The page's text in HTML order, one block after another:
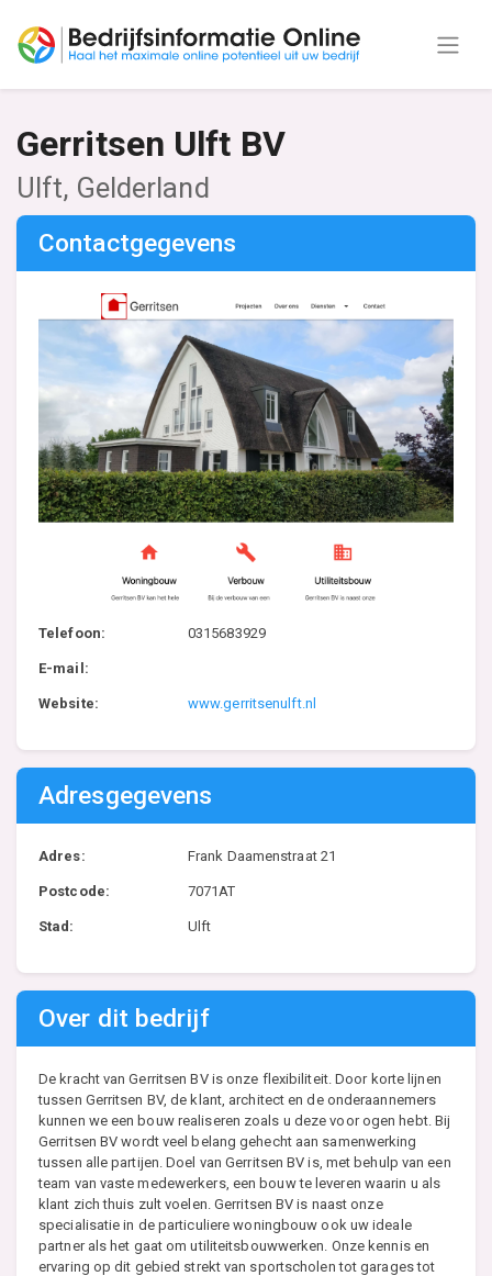
Gerritsen Ulft BV
Ulft, Gelderland
Contactgegevens
Telefoon: 0315683929
E-mail:
Website: www.gerritsenulft.nl
Adresgegevens
Adres: Frank Daamenstraat 21
Postcode: 7071AT
Stad: Ulft
Over dit bedrijf
De kracht van Gerritsen BV is onze flexibiliteit. Door korte lijnen
tussen Gerritsen BV, de klant, architect en de onderaannemers
kunnen we een bouw realiseren zoals u deze voor ogen hebt. Bij
Gerritsen BV wordt veel belang gehecht aan samenwerking
tussen alle partijen. Doel van Gerritsen BV is, met behulp van een
team van vaste medewerkers, een bouw te leveren waarin u als
klant zich thuis zult voelen. Gerritsen BV is naast onze
specialisatie in de particuliere woningbouw ook uw ideale
partner als het gaat om utiliteitsbouwwerken. Onze kennis en
ervaring op dit gebied strekt van sportscholen tot garages tot